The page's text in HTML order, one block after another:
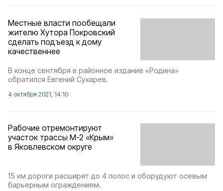
Местные власти пообещали
жителю Хутора Покровский
сделать подъезд к дому
качественнее
В конце сентября в районное издание «Родина»
обратился Евгений Сухарев.
4 октября 2021, 14:10
Рабочие отремонтируют
участок трассы М-2 «Крым»
в Яковлевском округе
15 км дороги расширят до 4 полос и оборудуют осевым
барьерным ограждением.